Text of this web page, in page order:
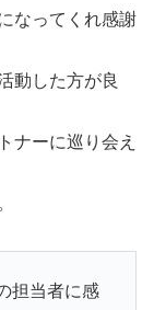
なってくれ感謝
動した方が良
ナーに巡り会え
担当者に感